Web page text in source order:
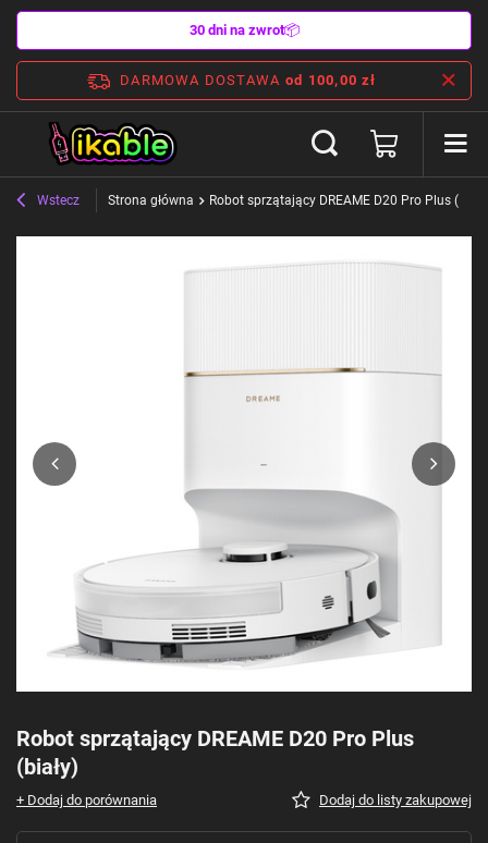
30 dni na zwrot📦
DARMOWA DOSTAWA od 100,00 zł
Wstecz Strona główna Robot sprzątający DREAME D20 Pro Plus
Robot sprzątający DREAME D20 Pro Plus
(biały)
+ Dodaj do porównania Dodaj do listy zakupowej